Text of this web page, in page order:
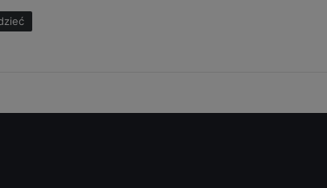
e
: